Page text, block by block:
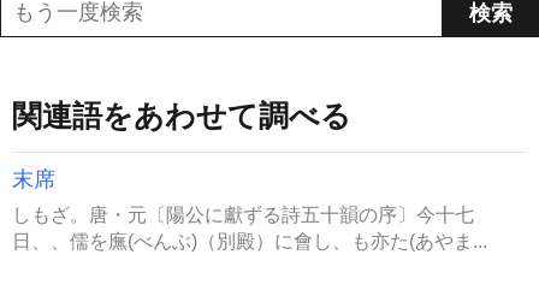
関連語をあわせて調べる
末席
しもざ。唐・元〔陽公に獻ずる詩五十韻の序〕今十七
日、、儒を廡(べんぶ)（別殿）に會し、も亦た(あやま...